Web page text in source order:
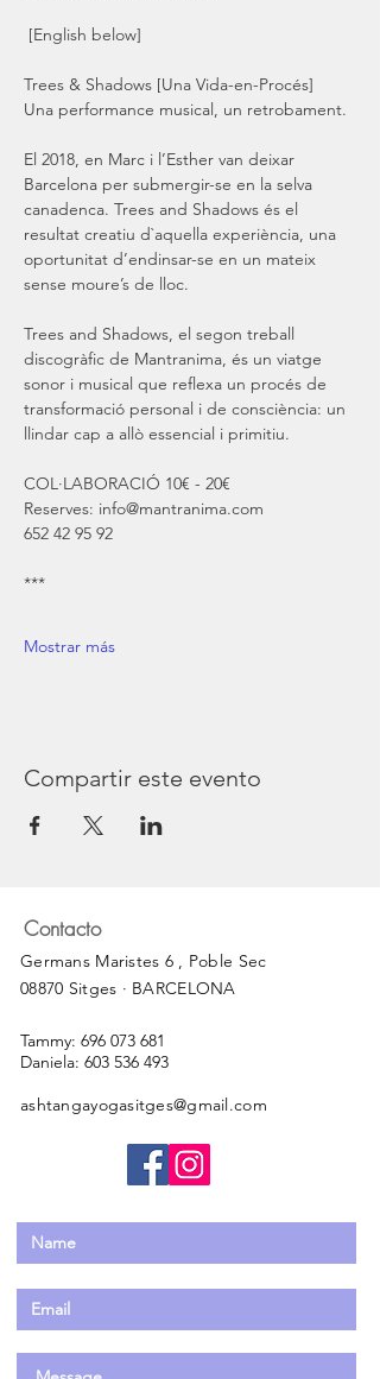
Trees & Shadows [Una Vida-en-Procés]
El 2018, en Marc i l’Esther van deixar
Barcelona per submergir-se en la selva
canadenca. Trees and Shadows és el
resultat creatiu d`aquella experiència, una
oportunitat d’endinsar-se en un mateix
Trees and Shadows, el segon treball
discogràfic de Mantranima, és un viatge
sonor i musical que reflexa un procés de
transformació personal i de consciència: un
COL·LABORACIÓ 10€ - 20€
Reserves: info@mantranima.com
Mostrar más
Compartir este evento
Contacto
Germans Maristes 6 , Poble Sec
08870 Sitges · BARCELONA
Tammy: 696 073 681
Daniela: 603 536 493
ashtangayogasitges@gmail.com